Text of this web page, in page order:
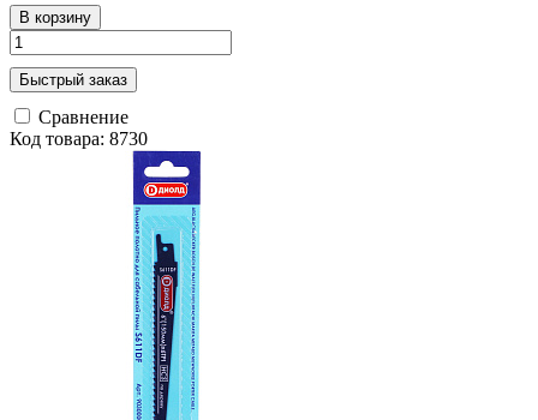
В корзину
Быстрый заказ
Сравнение
Код товара: 8730